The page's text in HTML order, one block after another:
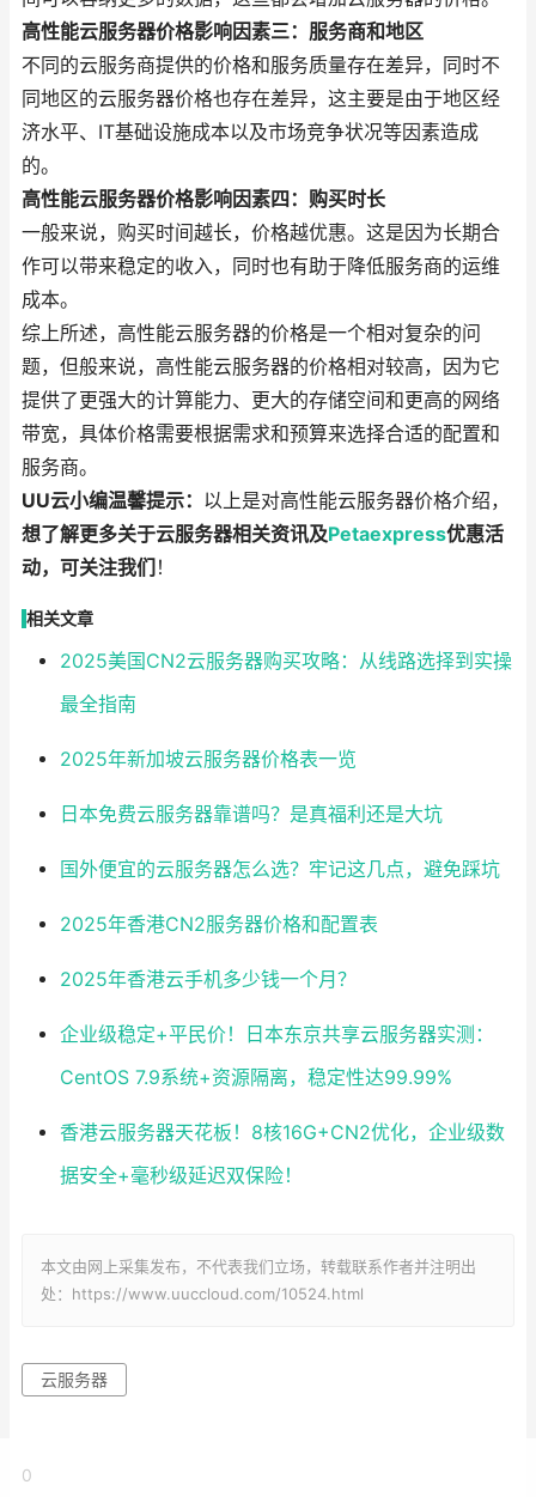
高性能云服务器价格影响因素三：服务商和地区
不同的云服务商提供的价格和服务质量存在差异，同时不
同地区的云服务器价格也存在差异，这主要是由于地区经
济水平、IT基础设施成本以及市场竞争状况等因素造成
的。
高性能云服务器价格影响因素四：购买时长
一般来说，购买时间越长，价格越优惠。这是因为长期合
作可以带来稳定的收入，同时也有助于降低服务商的运维
成本。
综上所述，高性能云服务器的价格是一个相对复杂的问
题，但般来说，高性能云服务器的价格相对较高，因为它
提供了更强大的计算能力、更大的存储空间和更高的网络
带宽，具体价格需要根据需求和预算来选择合适的配置和
服务商。
UU云小编温馨提示： 以上是对高性能云服务器价格介绍，
想了解更多关于云服务器相关资讯及Petaexpress优惠活
动，可关注我们 ！
相关文章
2025美国CN2云服务器购买攻略：从线路选择到实操
最全指南
2025年新加坡云服务器价格表一览
日本免费云服务器靠谱吗？是真福利还是大坑
国外便宜的云服务器怎么选？牢记这几点，避免踩坑
2025年香港CN2服务器价格和配置表
2025年香港云手机多少钱一个月？
企业级稳定+平民价！日本东京共享云服务器实测：
CentOS 7.9系统+资源隔离，稳定性达99.99%
香港云服务器天花板！8核16G+CN2优化，企业级数
据安全+毫秒级延迟双保险！
本文由网上采集发布，不代表我们立场，转载联系作者并注明出
处：https://www.uuccloud.com/10524.html
云服务器
0